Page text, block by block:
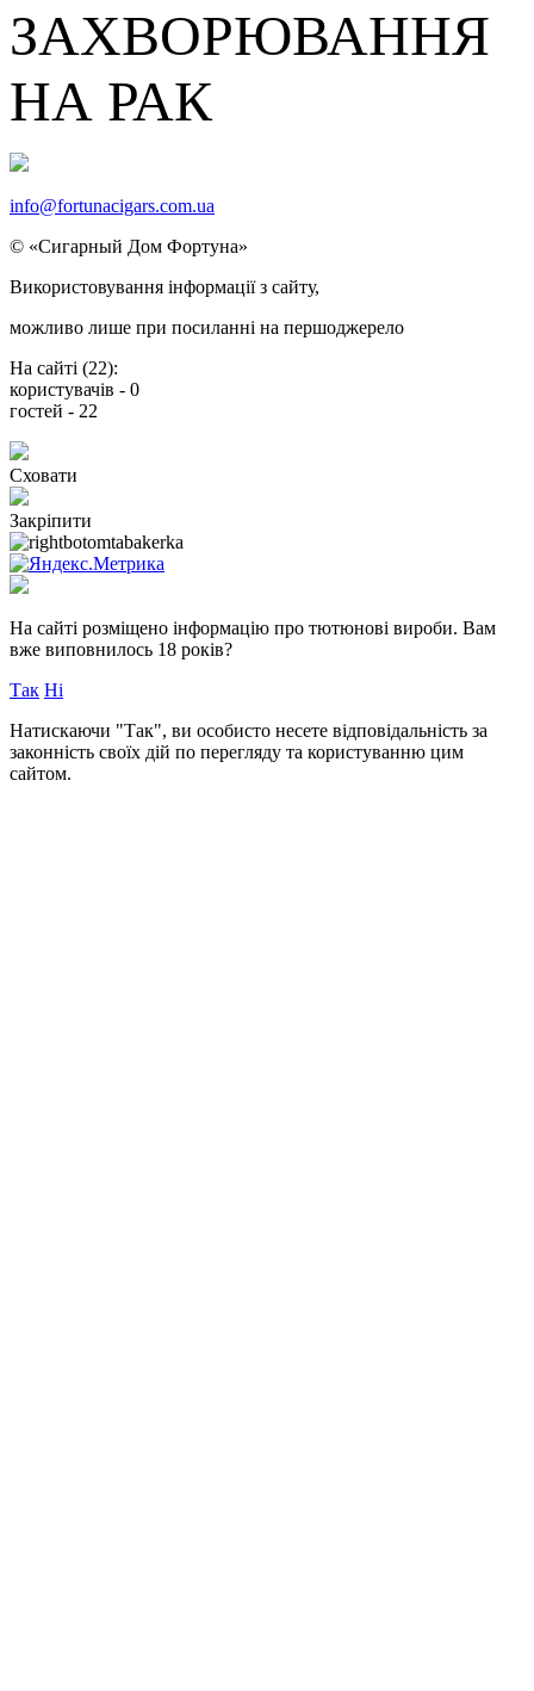
ЗАХВОРЮВАННЯ
НА РАК
info@fortunacigars.com.ua
© «Сигарный Дом Фортуна»
Використовування інформаціїз сайту,
можливо лише при посиланнi на першоджерело
На сайті (22):
користувачів - 0
гостей - 22
Сховати
Закріпити
На сайті розміщено інформацію про тютюнові вироби. Вам
вже виповнилось 18 років?
Так Ні
Натискаючи "Так", ви особисто несете відповідальність за
законність своїх дій по перегляду та користуванню цим
сайтом.